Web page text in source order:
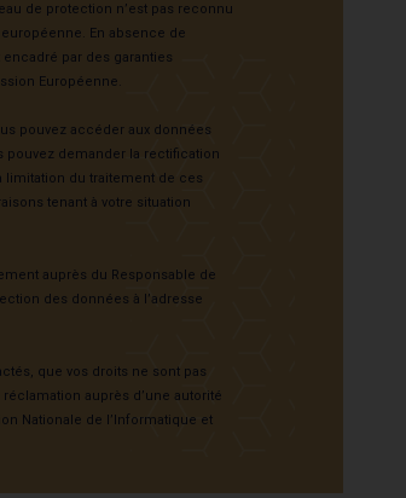
de protection n’est pas reconnu
En absence de
par des garanties
Européenne.
pouvez accéder aux données
pouvez demander la rectification
limitation du traitement de ces
tenant à votre situation
auprès du Responsable de
des données à l’adresse
que vos droits ne sont pas
auprès d’une autorité
Nationale de l’Informatique et